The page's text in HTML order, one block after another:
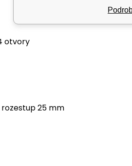
otvory
25 mm